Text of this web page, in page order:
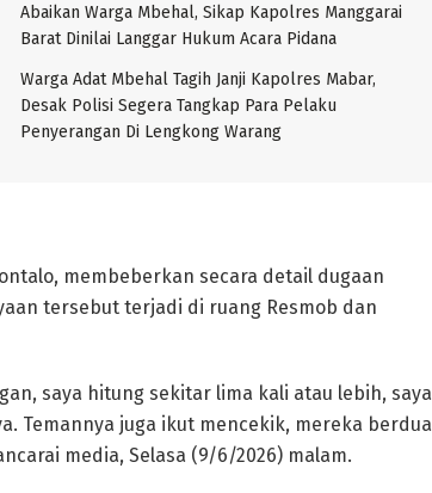
Abaikan Warga Mbehal, Sikap Kapolres Manggarai
Barat Dinilai Langgar Hukum Acara Pidana
Warga Adat Mbehal Tagih Janji Kapolres Mabar,
Desak Polisi Segera Tangkap Para Pelaku
Penyerangan Di Lengkong Warang
membeberkan secara detail dugaan
tersebut terjadi di ruang Resmob dan
saya hitung sekitar lima kali atau lebih, saya
Temannya juga ikut mencekik, mereka berdua
media, Selasa (9/6/2026) malam.